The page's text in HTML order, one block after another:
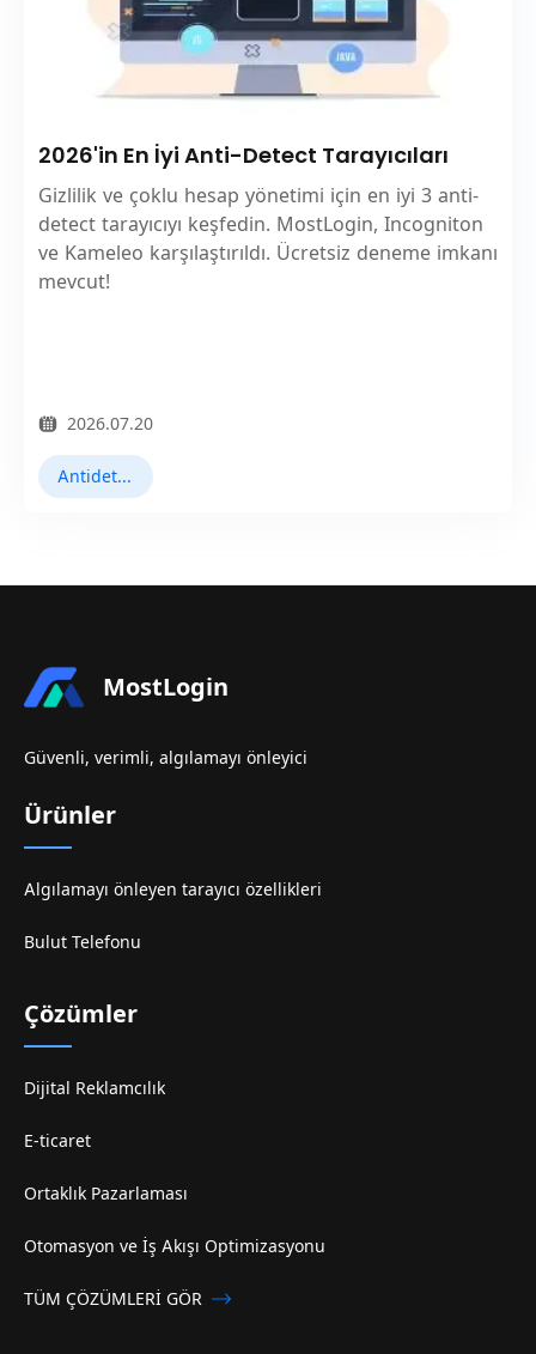
2026'in En İyi Anti-Detect Tarayıcıları
Gizlilik ve çoklu hesap yönetimi için en iyi 3 anti-
detect tarayıcıyı keşfedin. MostLogin, Incogniton
ve Kameleo karşılaştırıldı. Ücretsiz deneme imkanı
mevcut!
2026.07.20
Antidetect Tarayıcılar
MostLogin
Güvenli, verimli, algılamayı önleyici
Ürünler
Algılamayı önleyen tarayıcı özellikleri
Bulut Telefonu
Çözümler
Dijital Reklamcılık
E-ticaret
Ortaklık Pazarlaması
Otomasyon ve İş Akışı Optimizasyonu
TÜM ÇÖZÜMLERİ GÖR